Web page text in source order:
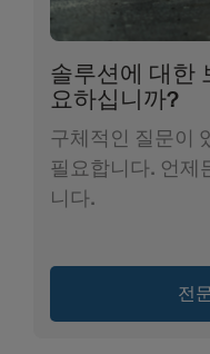
솔루션에 대한
요하십니까?
구체적인 질문이
필요합니다. 언제
니다.
전